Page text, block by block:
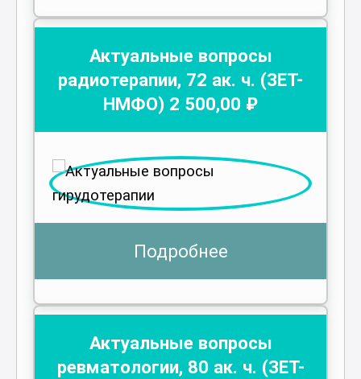
Актуальные вопросы
радиотерапии, 72 ак. ч. (ЗЕТ-
НМФО) 2 500,00 ₽
Подробнее
Актуальные вопросы
ревматологии, 80 ак. ч. (ЗЕТ-